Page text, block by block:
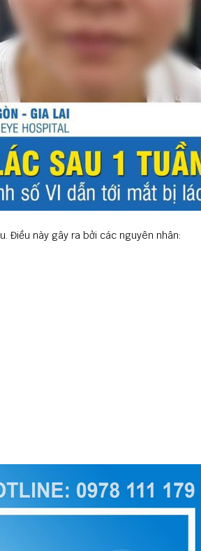
Điều này gây ra bởi các nguyên nhân: